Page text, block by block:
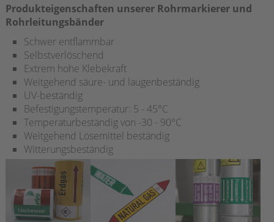
Produkteigenschaften unserer Rohrmarkierer und
Rohrleitungsbänder
Schwer entflammbar
Selbstverlöschend
Extrem hohe Klebekraft
Weitgehend säure- und laugenbeständig
UV-beständig
Befestigungstemperatur: 5 - 45°C
Temperaturbeständig von -30 - 90°C
Weitgehend Lösemittel beständig
Witterungsbeständig